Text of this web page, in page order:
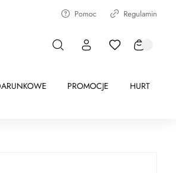
Pomoc Regulamin
PROMOCJE HURT